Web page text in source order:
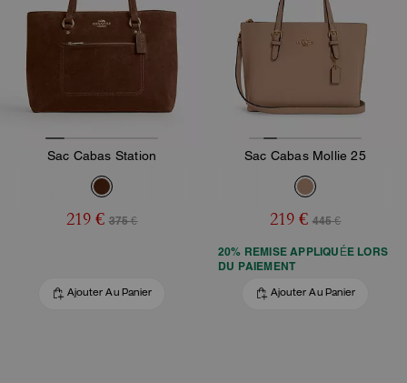
Sac Cabas Station
219 € 375 €
Ajouter Au Panier
Sac Cabas Mollie 25
219 € 445 €
20% REMISE APPLIQUÉE LORS
DU PAIEMENT
Ajouter Au Panier